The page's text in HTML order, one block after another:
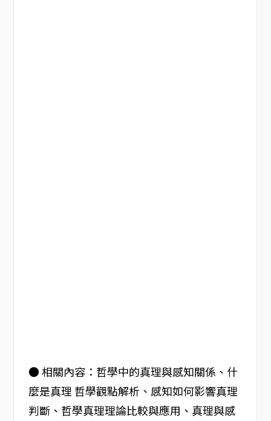
● 相關內容：哲學中的真理與感知關係、什
麼是真理 哲學觀點解析、感知如何影響真理
判斷、哲學真理理論比較與應用、真理與感